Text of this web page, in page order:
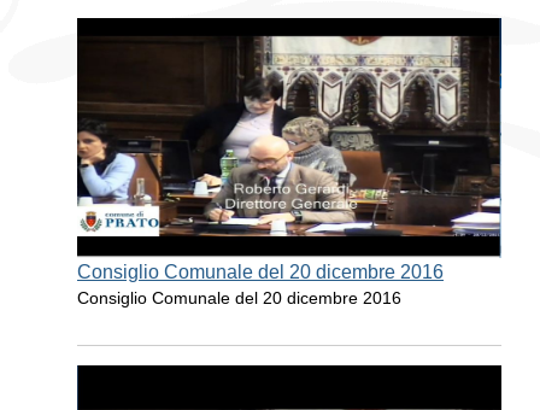
Consiglio Comunale del 20 dicembre 2016
Consiglio Comunale del 20 dicembre 2016